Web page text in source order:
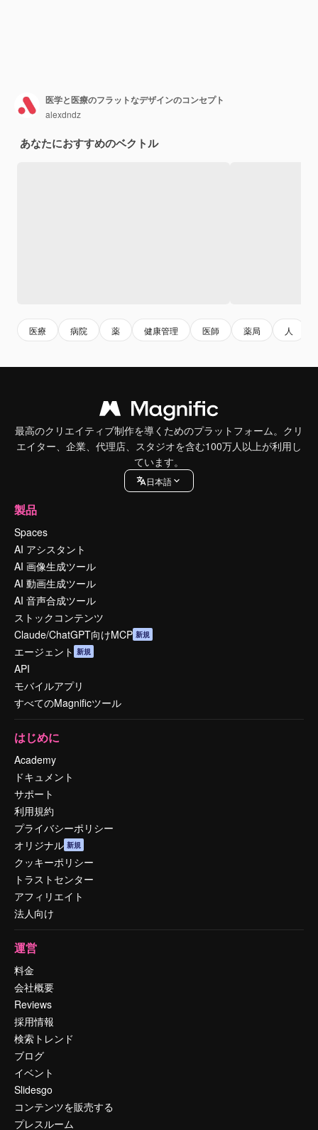
医学と医療のフラットなデザインのコンセプト
alexdndz
あなたにおすすめのベクトル
医療 病院 薬 健康管理 医師 薬局 人
最高のクリエイティブ制作を導くためのプラットフォーム。クリ
エイター、企業、代理店、スタジオを含む100万人以上が利用し
ています。
日本語
製品
Spaces
AI アシスタント
AI 画像生成ツール
AI 動画生成ツール
AI 音声合成ツール
ストックコンテンツ
Claude/ChatGPT向けMCP 新規
エージェント 新規
API
モバイルアプリ
すべてのMagnificツール
はじめに
Academy
ドキュメント
サポート
利用規約
プライバシーポリシー
オリジナル 新規
クッキーポリシー
トラストセンター
アフィリエイト
法人向け
運営
料金
会社概要
Reviews
採用情報
検索トレンド
ブログ
イベント
Slidesgo
コンテンツを販売する
プレスルーム